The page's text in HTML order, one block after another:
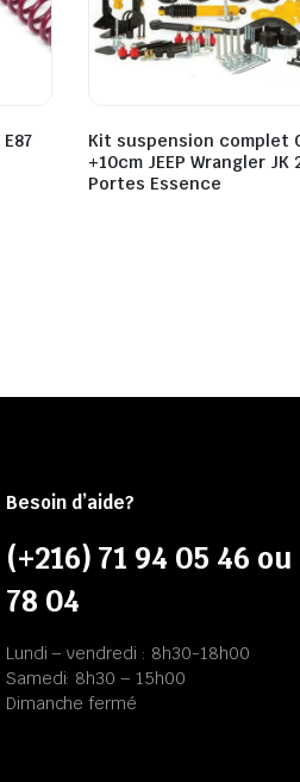
Kit suspension complet
+10cm JEEP Wrangler JK
Portes Essence
Besoin d’aide?
(+216) 71 94 05 46
78 04
Lundi – vendredi : 8h30-18h00
Samedi: 8h30 – 15h00
Dimanche fermé